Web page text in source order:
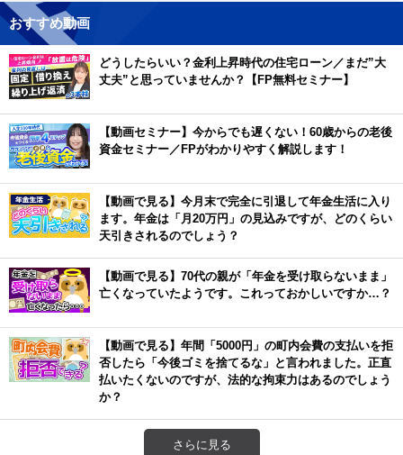
おすすめ動画
どうしたらいい？金利上昇時代の住宅ローン／まだ”大
丈夫”と思っていませんか？【FP無料セミナー】
【動画セミナー】今からでも遅くない！60歳からの老後
資金セミナー／FPがわかりやすく解説します！
【動画で見る】今月末で完全に引退して年金生活に入り
ます。年金は「月20万円」の見込みですが、どのくらい
天引きされるのでしょう？
【動画で見る】70代の親が「年金を受け取らないまま」
亡くなっていたようです。これっておかしいですか…？
【動画で見る】年間「5000円」の町内会費の支払いを拒
否したら「今後ゴミを捨てるな」と言われました。正直
払いたくないのですが、法的な拘束力はあるのでしょう
か？
さらに見る